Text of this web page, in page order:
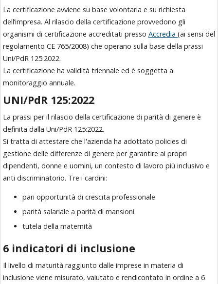
La certificazione avviene su base volontaria e su richiesta
dell’impresa. Al rilascio della certificazione provvedono gli
organismi di certificazione accreditati presso Accredia (ai sensi del
regolamento CE 765/2008) che operano sulla base della prassi
Uni/PdR 125:2022.
La certificazione ha validità triennale ed è soggetta a
monitoraggio annuale.
UNI/PdR 125:2022
La prassi per il rilascio della certificazione di parità di genere è
definita dalla Uni/PdR 125:2022.
Si tratta di attestare che l'azienda ha adottato policies di
gestione delle differenze di genere per garantire ai propri
dipendenti, donne e uomini, un contesto di lavoro più inclusivo e
anti discriminatorio. Tre i cardini:
pari opportunità di crescita professionale
parità salariale a parità di mansioni
tutela della maternità
6 indicatori di inclusione
Il livello di maturità raggiunto dalle imprese in materia di
inclusione viene misurato, valutato e rendicontato in ordine a 6